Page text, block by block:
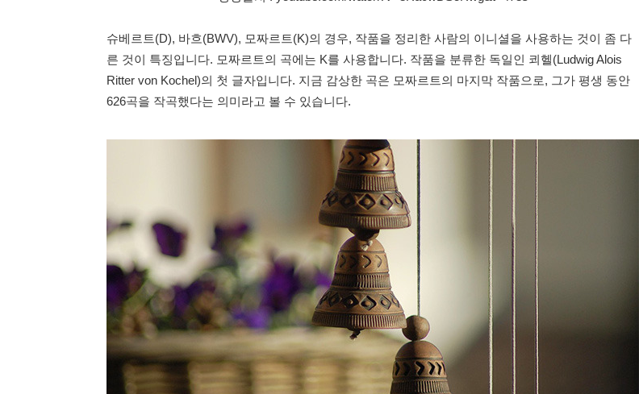
슈베르트(D), 바흐(BWV), 모짜르트(K)의 경우, 작품을 정리한 사람의 이니셜을 사용하는 것이 좀 다
른 것이 특징입니다. 모짜르트의 곡에는 K를 사용합니다. 작품을 분류한 독일인 쾨헬(Ludwig Alois
Ritter von Kochel)의 첫 글자입니다. 지금 감상한 곡은 모짜르트의 마지막 작품으로, 그가 평생 동안
626곡을 작곡했다는 의미라고 볼 수 있습니다.